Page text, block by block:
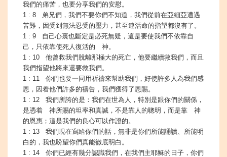
我們的痛苦，也要分享我們的安慰。
1 : 8 弟兄們，我們不要你們不知道，我們從前在亞細亞遭遇
苦難，因受到無法忍受的壓力，甚至連活命的指望都沒有了。
1 : 9 自己心裏也斷定是必死無疑，這是要使我們不依靠自
己，只依靠使死人復活的 神。
1 : 10 他曾救我們脫離那極大的死亡，他要繼續救我們，而且
我們指望他將來還要救我們。
1 : 11 你們也要一同用祈禱來幫助我們，好使許多人為我們感
恩，因着他們許多的禱告，我們獲得了恩賜。
1 : 12 我們所誇的是：我們在世為人，特別是跟你們的關係，
是憑着 神所賜的坦率和真誠，不是靠人的聰明，而是靠 神
的恩惠；這是我們的良心可以作證的。
1 : 13 我們現在寫給你們的話，無非是你們所能誦讀、所能明
白的，我也盼望你們真能徹底明白。
1 : 14 你們已經有幾分認識我們，在我們主耶穌的日子，你們